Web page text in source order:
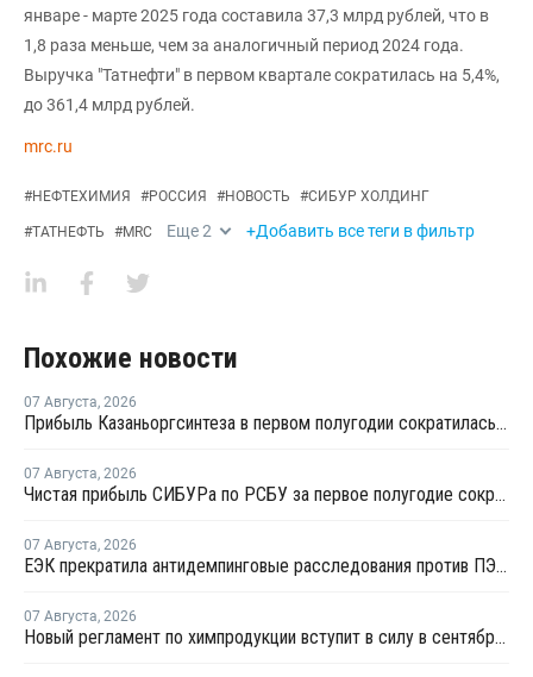
январе - марте 2025 года составила 37,3 млрд рублей, что в
1,8 раза меньше, чем за аналогичный период 2024 года.
Выручка "Татнефти" в первом квартале сократилась на 5,4%,
до 361,4 млрд рублей.
mrc.ru
#НЕФТЕХИМИЯ #РОССИЯ #НОВОСТЬ #СИБУР ХОЛДИНГ
#ТАТНЕФТЬ #MRC Еще2 +Добавить все теги в фильтр
Похожие новости
07 Августа, 2026
Прибыль Казаньоргсинтеза в первом полугодии сократилась более чем в 2 раза
07 Августа, 2026
Чистая прибыль СИБУРа по РСБУ за первое полугодие сократилась в 3,6 раза
07 Августа, 2026
ЕЭК прекратила антидемпинговые расследования против ПЭ и ПП из Азербайджана и Туркменистана
07 Августа, 2026
Новый регламент по химпродукции вступит в силу в сентябре 2027 года